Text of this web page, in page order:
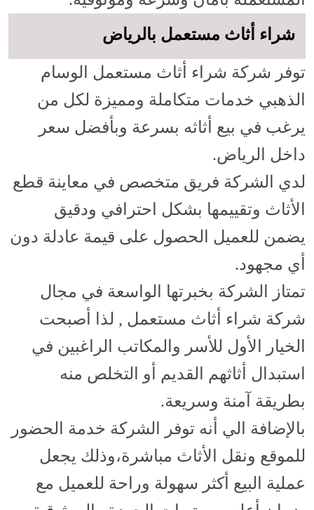
شراء أثاث مستعمل بالرياض
توفر شركة شراء أثاث مستعمل الوسام
الذهبي خدمات متكاملة ومميزة لكل من
يرغب في بيع أثاثه بسرعة وبأفضل سعر
داخل الرياض.
لدي الشركة فريق متخصص في معاينة قطع
الأثاث وتقييمها بشكل احترافي ودقيق
يضمن للعميل الحصول على قيمة عادلة دون
أي مجهود.
تمتاز الشركة بخبرتها الواسعة في مجال
شركة شراء أثاث مستعمل , لذا أصبحت
الخيار الأول للأسر والمكاتب الراغبين في
استبدال أثاثهم القديم أو التخلص منه
بطريقة آمنة وسريعة.
بالإضافة الي أنه توفر الشركة خدمة الحضور
للموقع ونقل الأثاث مباشرة،وذلك يجعل
عملية البيع أكثر سهولة وراحة للعميل مع